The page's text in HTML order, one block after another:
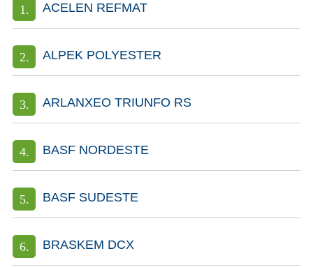
ACELEN REFMAT
ALPEK POLYESTER
ARLANXEO TRIUNFO RS
BASF NORDESTE
BASF SUDESTE
BRASKEM DCX